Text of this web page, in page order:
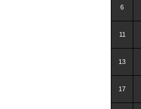
6
11
13
17